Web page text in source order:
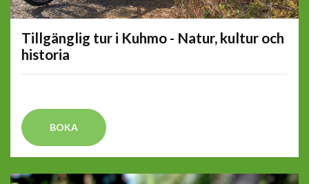
Tillgänglig tur i Kuhmo - Natur, kultur och
historia
BOKA